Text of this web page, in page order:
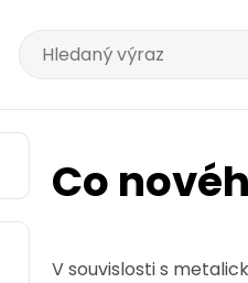
Co
V souvislosti s